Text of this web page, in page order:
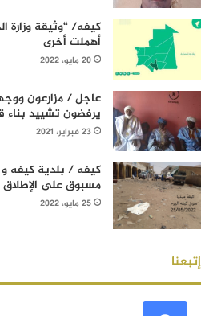
كيفه/ “وثيقة
أهملت أخرى
20 مايو، 2022
عاجل / مزارعون
يرفضون تشييد بناء
23 فبراير، 2021
كيفه / بلدية كيفه و
مسبوق على الإطلاق
25 مايو، 2022
إتبعنا